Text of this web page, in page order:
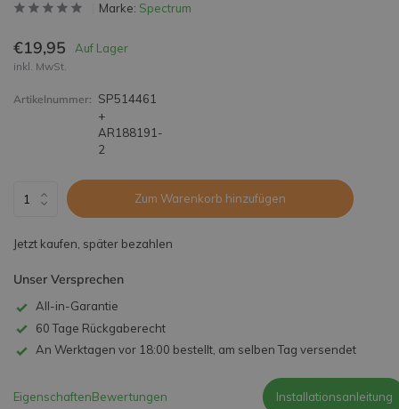
Marke: Spectrum
€19,95 Auf Lager
inkl. MwSt.
Artikelnummer: SP514461
+
AR188191-
2
Zum Warenkorb hinzufügen
Jetzt kaufen, später bezahlen
Unser Versprechen
All-in-Garantie
60 Tage Rückgaberecht
An Werktagen vor 18:00 bestellt, am selben Tag versendet
EigenschaftenBewertungen Installationsanleitung